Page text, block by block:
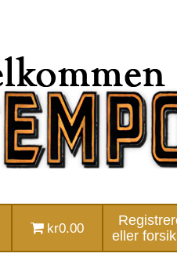
kr0.00
eller